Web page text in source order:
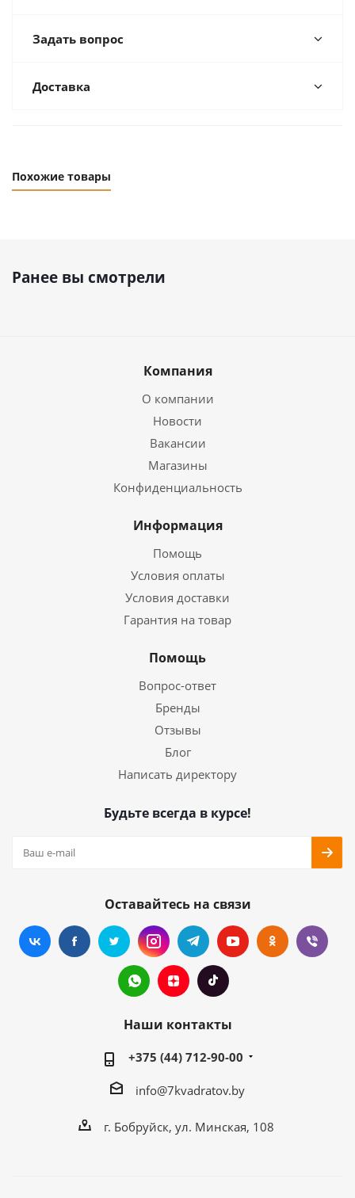
Задать вопрос
Доставка
Похожие товары
Ранее вы смотрели
Компания
О компании
Новости
Вакансии
Магазины
Конфиденциальность
Информация
Помощь
Условия оплаты
Условия доставки
Гарантия на товар
Помощь
Вопрос-ответ
Бренды
Отзывы
Блог
Написать директору
Будьте всегда в курсе!
Оставайтесь на связи
Наши контакты
+375 (44) 712-90-00
info@7kvadratov.by
г. Бобруйск, ул. Минская, 108